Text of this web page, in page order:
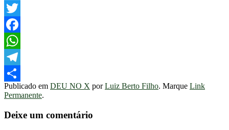
Twitter
Facebook
WhatsApp
Telegram
Share
Publicado em DEU NO X porLuiz Berto Filho. Marque Link
Permanente.
Deixe um comentário